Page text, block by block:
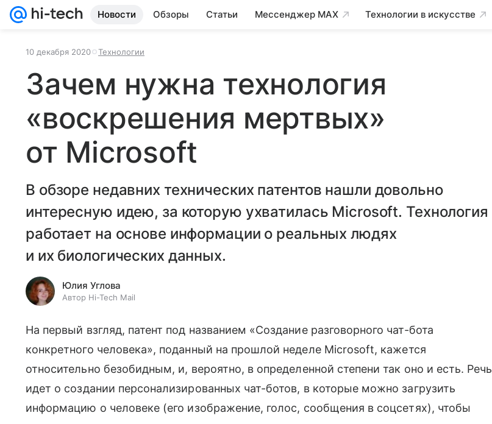
Новости Обзоры Статьи Мессенджер MAX Технологии в искусстве
10 декабря 2020 Технологии
Зачем нужна технология
«воскрешения мертвых»
от Microsoft
В обзоре недавних технических патентов нашли довольно
интересную идею, за которую ухватилась Microsoft. Технология
работает на основе информации о реальных людях
и их биологических данных.
Юлия Углова
Автор Hi-Tech Mail
На первый взгляд, патент под названием «Создание разговорного чат-бота
конкретного человека», поданный на прошлой неделе Microsoft, кажется
относительно безобидным, и, вероятно, в определенной степени так оно и есть. Речь
идет о создании персонализированных чат-ботов, в которые можно загрузить
информацию о человеке (его изображение, голос, сообщения в соцсетях), чтобы